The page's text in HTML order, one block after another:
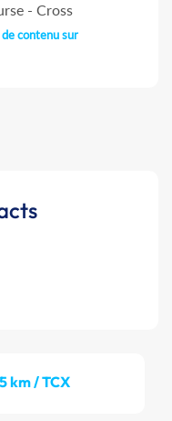
- Cross
contenu sur
km / TCX